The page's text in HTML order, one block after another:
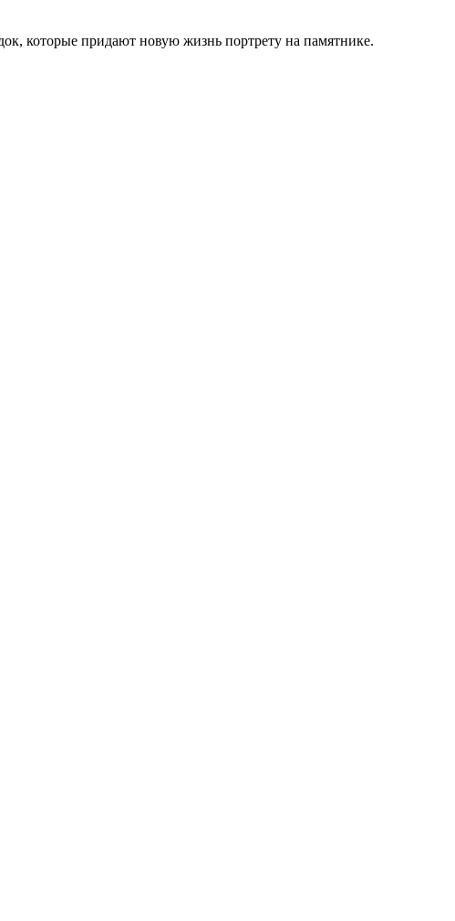
которые придают новую жизнь портрету на памятнике.